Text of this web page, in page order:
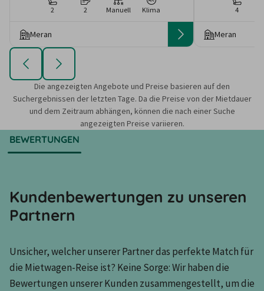
2 2 Manuell Klima
Meran
4
Meran
Die angezeigten Angebote und Preise basieren auf den
Suchergebnissen der letzten Tage. Da die Preise von der Mietdauer
und dem Zeitraum abhängen, können die nach einer Suche
angezeigten Preise variieren.
BEWERTUNGEN
Kundenbewertungen zu unseren
Partnern
Unsicher, welcher unserer Partner das perfekte Match für
die Mietwagen-Reise ist? Keine Sorge: Wir haben die
Bewertungen unserer Kunden zusammengestellt, um die